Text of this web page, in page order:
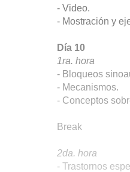
- Video.
- Mostración y
Día 10
1ra. hora
- Bloqueos
- Mecanismos.
- Conceptos
Break
2da. hora
- Trastornos